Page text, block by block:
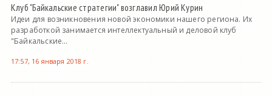
Клуб "Байкальские стратегии" возглавил Юрий Курин
Идеи для возникновения новой экономики нашего региона. Их
разработкой занимается интеллектуальный и деловой клуб
"Байкальские...
17:57, 16 января 2018 г.